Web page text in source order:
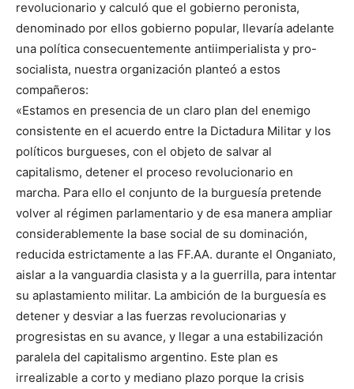
revolucionario y calculó que el gobierno peronista,
denominado por ellos gobierno popular, llevaría adelante
una política consecuentemente antiimperialista y pro-
socialista, nuestra organización planteó a estos
compañeros:
«Estamos en presencia de un claro plan del enemigo
consistente en el acuerdo entre la Dictadura Militar y los
políticos burgueses, con el objeto de salvar al
capitalismo, detener el proceso revolucionario en
marcha. Para ello el conjunto de la burguesía pretende
volver al régimen parlamentario y de esa manera ampliar
considerablemente la base social de su dominación,
reducida estrictamente a las FF.AA. durante el Onganiato,
aislar a la vanguardia clasista y a la guerrilla, para intentar
su aplastamiento militar. La ambición de la burguesía es
detener y desviar a las fuerzas revolucionarias y
progresistas en su avance, y llegar a una estabilización
paralela del capitalismo argentino. Este plan es
irrealizable a corto y mediano plazo porque la crisis